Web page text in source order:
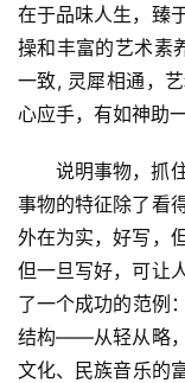
在于品味人生，臻
操和丰富的艺术素
一致, 灵犀相通，艺
心应手，有如神助一
说明事物，抓
事物的特征除了看
外在为实，好写，
但一旦写好，可让
了一个成功的范例
结构——从轻从略
文化、民族音乐